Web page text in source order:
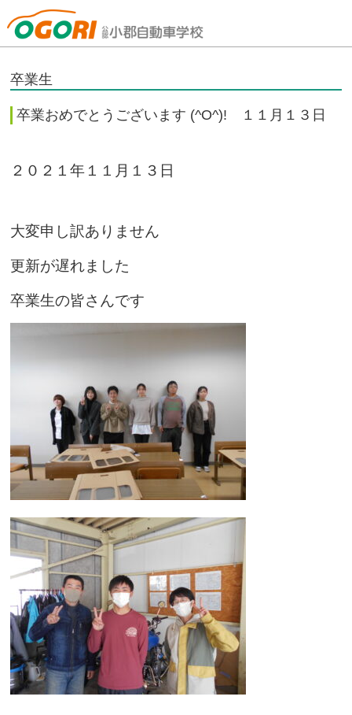
山口県小郡自動車学校
卒業生
卒業おめでとうございます (^O^)! １１月１３日
２０２１年１１月１３日
大変申し訳ありません
更新が遅れました
卒業生の皆さんです